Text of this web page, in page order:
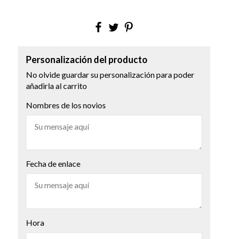
Personalización del producto
No olvide guardar su personalización para poder
añadirla al carrito
Nombres de los novios
Fecha de enlace
Hora